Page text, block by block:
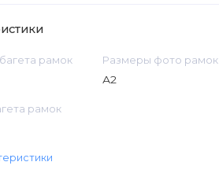
рамок Размеры фото рамок
А2
рамок